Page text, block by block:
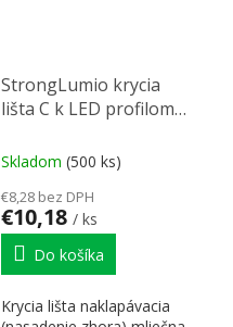
StrongLumio krycia
lišta C k LED profilom
4000mm
Skladom (500 ks)
€8,28 bez DPH
€10,18 / ks
Do košíka
Krycia lišta naklapávacia